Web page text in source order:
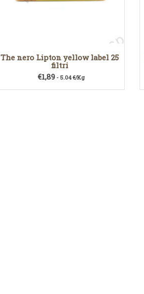
The nero Lipton yellow label 25
filtri
€1,89- 5.04 €/Kg